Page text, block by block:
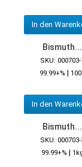
In den
Bismuth...
SKU: 000703-
99.99+% |
In den
Bismuth...
SKU: 000703-
99.99+% |